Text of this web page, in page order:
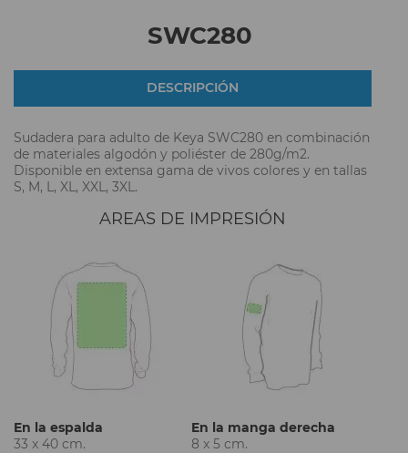
SWC280
DESCRIPCIÓN
Sudadera para adulto de Keya SWC280 en combinación
de materiales algodón y poliéster de 280g/m2.
Disponible en extensa gama de vivos colores y en tallas
S, M, L, XL, XXL, 3XL.
AREAS DE IMPRESIÓN
En la espalda
33 x 40 cm.
En la manga derecha
8 x 5 cm.